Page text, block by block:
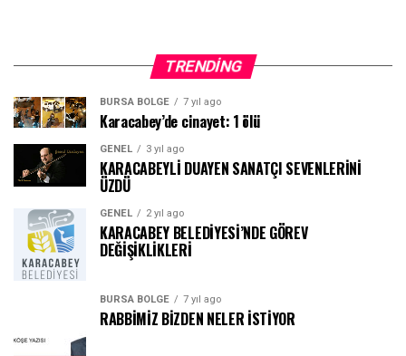
TRENDING
BURSA BÖLGE 7 yıl ago
Karacabey’de cinayet: 1 ölü
GENEL 3 yıl ago
KARACABEYLİ DUAYEN SANATÇI SEVENLERİNİ
ÜZDÜ
GENEL 2 yıl ago
KARACABEY BELEDİYESİ’NDE GÖREV
DEĞİŞİKLİKLERİ
BURSA BÖLGE 7 yıl ago
RABBİMİZ BİZDEN NELER İSTİYOR